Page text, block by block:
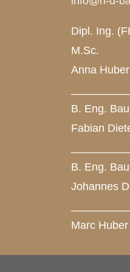
Dipl. Ing.
M.Sc.
Anna Huber
B. Eng.
Fabian
B. Eng.
Johannes
Marc Huber